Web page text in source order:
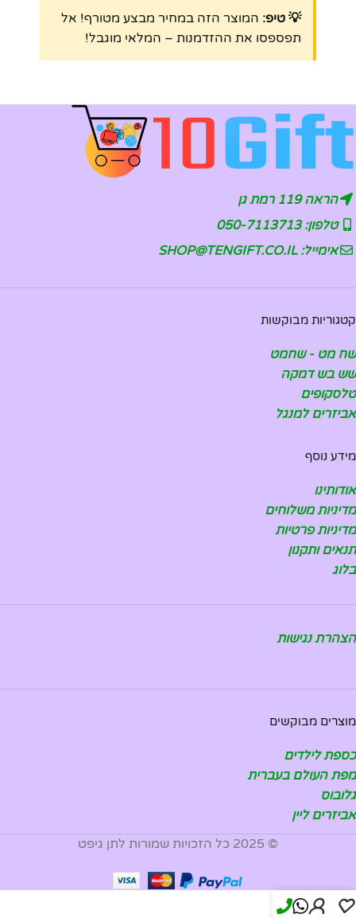
💡 טיפ: המוצר הזה במחיר מבצע מטורף! אל
תפספסו את ההזדמנות – המלאי מוגבל!
הראה 119 רמת גן
טלפון: 050-7113713
אימייל: SHOP@TENGIFT.CO.IL
קטגוריות מבוקשות
שח מט - שחמט
שש בש דמקה
טלסקופים
אביזרים למנגל
מידע נוסף
אודותינו
מדיניות משלוחים
מדיניות פרטיות
תנאים ותקנון
בלוג
הצהרת נגישות
מוצרים מבוקשים
כספת לילדים
מפת העולם בעברית
גלובוס
אביזרים ליין
© 2025 כל הזכויות שמורות לתן גיפט